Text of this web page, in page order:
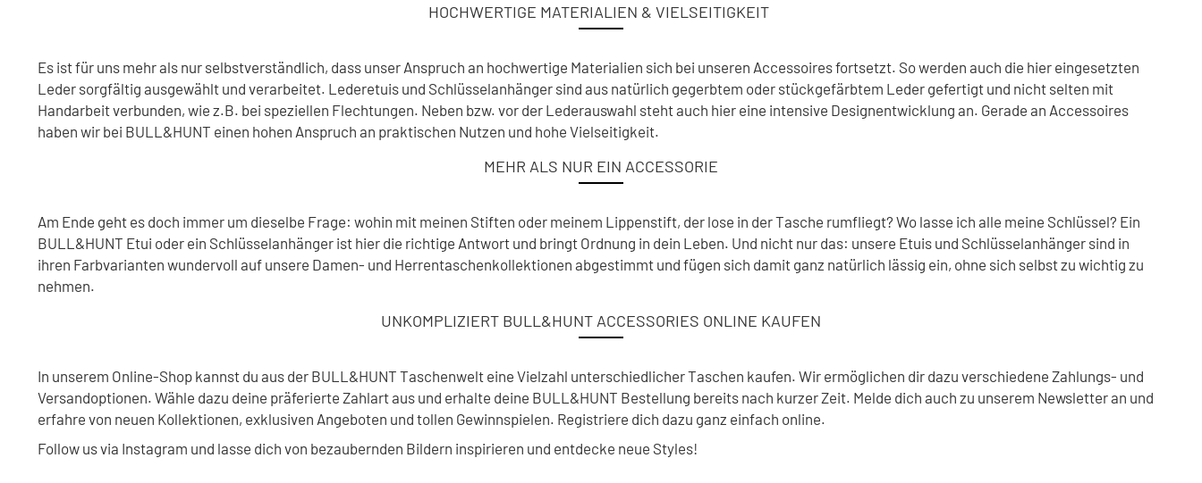
HOCHWERTIGE MATERIALIEN & VIELSEITIGKEIT
Es ist für uns mehr als nur selbstverständlich, dass unser Anspruch an hochwertige Materialien sich bei unseren Accessoires fortsetzt. So werden auch die hier eingesetzten
Leder sorgfältig ausgewählt und verarbeitet. Lederetuis und Schlüsselanhänger sind aus natürlich gegerbtem oder stückgefärbtem Leder gefertigt und nicht selten mit
Handarbeit verbunden, wie z.B. bei speziellen Flechtungen. Neben bzw. vor der Lederauswahl steht auch hier eine intensive Designentwicklung an. Gerade an Accessoires
haben wir bei BULL&HUNT einen hohen Anspruch an praktischen Nutzen und hohe Vielseitigkeit.
MEHR ALS NUR EIN ACCESSORIE
Am Ende geht es doch immer um dieselbe Frage: wohin mit meinen Stiften oder meinem Lippenstift, der lose in der Tasche rumfliegt? Wo lasse ich alle meine Schlüssel? Ein
BULL&HUNT Etui oder ein Schlüsselanhänger ist hier die richtige Antwort und bringt Ordnung in dein Leben. Und nicht nur das: unsere Etuis und Schlüsselanhänger sind in
ihren Farbvarianten wundervoll auf unsere Damen- und Herrentaschenkollektionen abgestimmt und fügen sich damit ganz natürlich lässig ein, ohne sich selbst zu wichtig zu
nehmen.
UNKOMPLIZIERT BULL&HUNT ACCESSORIES ONLINE KAUFEN
In unserem Online-Shop kannst du aus der BULL&HUNT Taschenwelt eine Vielzahl unterschiedlicher Taschen kaufen. Wir ermöglichen dir dazu verschiedene Zahlungs- und
Versandoptionen. Wähle dazu deine präferierte Zahlart aus und erhalte deine BULL&HUNT Bestellung bereits nach kurzer Zeit. Melde dich auch zu unserem Newsletter an und
erfahre von neuen Kollektionen, exklusiven Angeboten und tollen Gewinnspielen. Registriere dich dazu ganz einfach online.
Follow us via Instagram und lasse dich von bezaubernden Bildern inspirieren und entdecke neue Styles!